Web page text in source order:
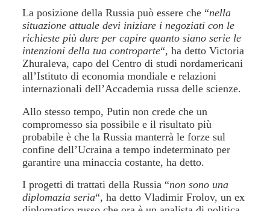
La posizione della Russia può essere che “nella
situazione attuale devi iniziare i negoziati con le
richieste più dure per capire quanto siano serie le
intenzioni della tua controparte“, ha detto Victoria
Zhuraleva, capo del Centro di studi nordamericani
all’Istituto di economia mondiale e relazioni
internazionali dell’Accademia russa delle scienze.
Allo stesso tempo, Putin non crede che un
compromesso sia possibile e il risultato più
probabile è che la Russia manterrà le forze sul
confine dell’Ucraina a tempo indeterminato per
garantire una minaccia costante, ha detto.
I progetti di trattati della Russia “non sono una
diplomazia seria“, ha detto Vladimir Frolov, un ex